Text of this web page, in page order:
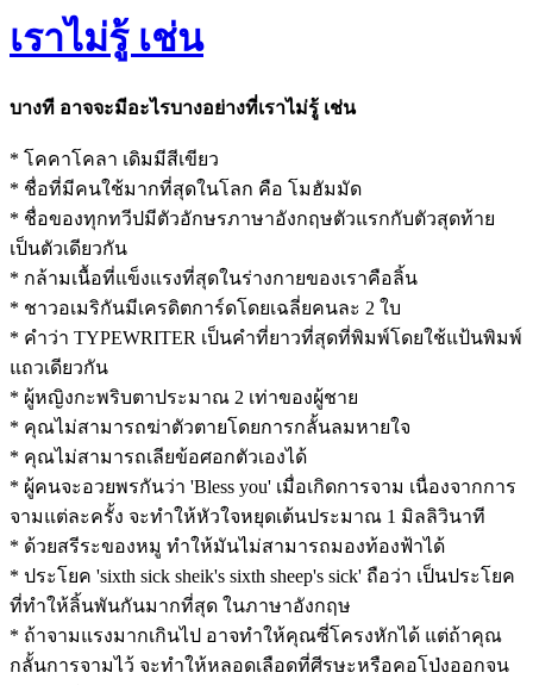
เราไม่รู้ เช่น
บางที อาจจะมีอะไรบางอย่างที่เราไม่รู้ เช่น
* โคคาโคลา เดิมมีสีเขียว
* ชื่อที่มีคนใช้มากที่สุดในโลก คือ โมฮัมมัด
* ชื่อของทุกทวีปมีตัวอักษรภาษาอังกฤษตัวแรกกับตัวสุดท้าย
เป็นตัวเดียวกัน
* กล้ามเนื้อที่แข็งแรงที่สุดในร่างกายของเราคือลิ้น
* ชาวอเมริกันมีเครดิตการ์ดโดยเฉลี่ยคนละ 2 ใบ
* คำว่า TYPEWRITER เป็นคำที่ยาวที่สุดที่พิมพ์โดยใช้แป้นพิมพ์
แถวเดียวกัน
* ผู้หญิงกะพริบตาประมาณ 2 เท่าของผู้ชาย
* คุณไม่สามารถฆ่าตัวตายโดยการกลั้นลมหายใจ
* คุณไม่สามารถเลียข้อศอกตัวเองได้
* ผู้คนจะอวยพรกันว่า 'Bless you' เมื่อเกิดการจาม เนื่องจากการ
จามแต่ละครั้ง จะทำให้หัวใจหยุดเต้นประมาณ 1 มิลลิวินาที
* ด้วยสรีระของหมู ทำให้มันไม่สามารถมองท้องฟ้าได้
* ประโยค 'sixth sick sheik's sixth sheep's sick' ถือว่า เป็นประโยค
ที่ทำให้ลิ้นพันกันมากที่สุด ในภาษาอังกฤษ
* ถ้าจามแรงมากเกินไป อาจทำให้คุณซี่โครงหักได้ แต่ถ้าคุณ
กลั้นการจามไว้ จะทำให้หลอดเลือดที่ศีรษะหรือคอโป่งออกจน